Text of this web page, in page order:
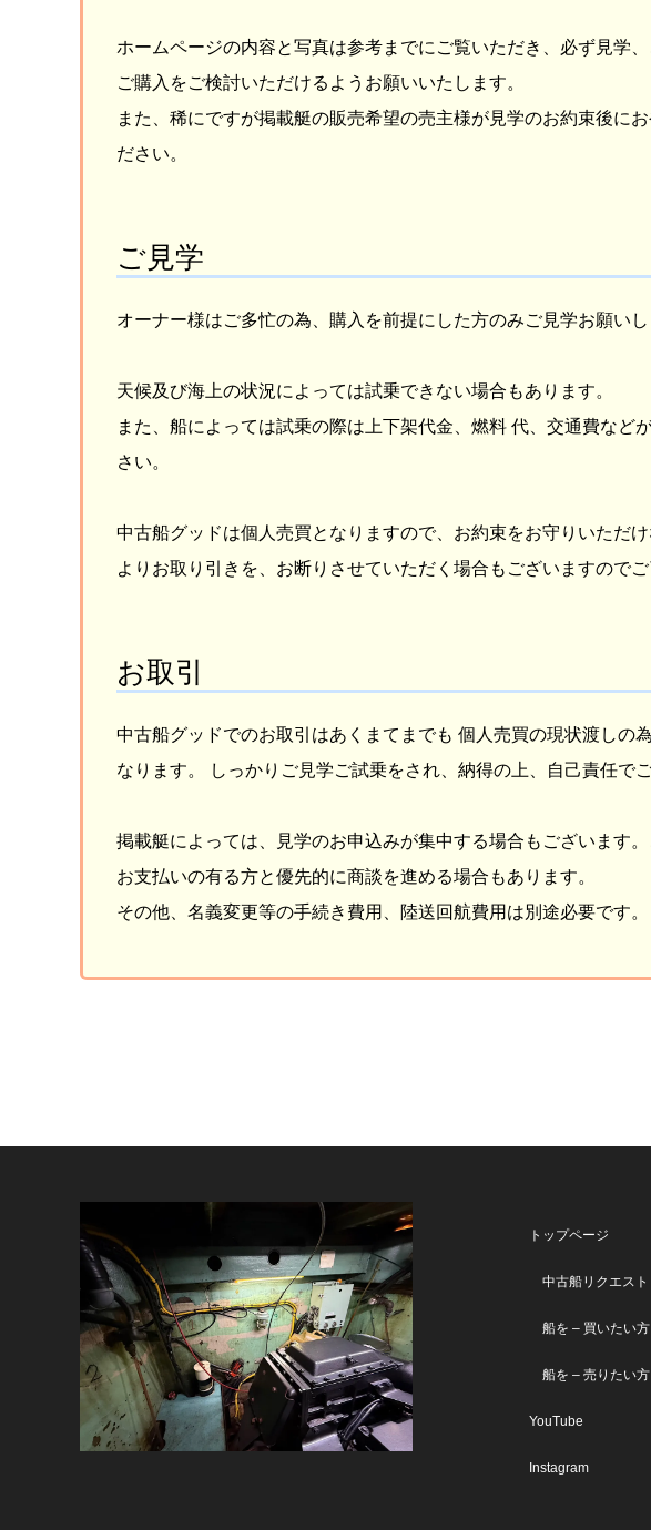
ホームページの内容と写真は参考までにご覧いただき、必ず見学
ご購入をご検討いただけるようお願いいたします。
また、稀にですが掲載艇の販売希望の売主様が見学のお約束後に
ださい。
ご見学
オーナー様はご多忙の為、購入を前提にした方のみご見学お願いし
天候及び海上の状況によっては試乗できない場合もあります。
また、船によっては試乗の際は上下架代金、燃料 代、交通費など
さい。
中古船グッドは個人売買となりますので、お約束をお守りいただ
よりお取り引きを、お断りさせていただく場合もございますのでご
お取引
中古船グッドでのお取引はあくまてまでも 個人売買の現状渡しの
なります。 しっかりご見学ご試乗をされ、納得の上、自己責任で
掲載艇によっては、見学のお申込みが集中する場合もございます
お支払いの有る方と優先的に商談を進める場合もあります。
その他、名義変更等の手続き費用、陸送回航費用は別途必要です。
トップページ
中古船リクエスト
船を – 買いたい方
船を – 売りたい方
YouTube
Instagram